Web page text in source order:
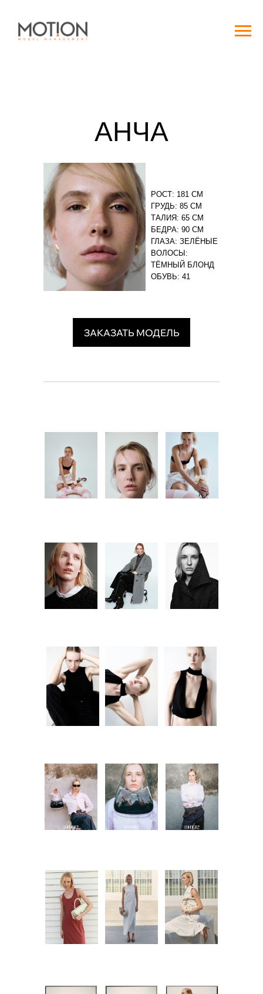
АНЧА
РОСТ: 181 СМ
ГРУДЬ: 85 СМ
ТАЛИЯ: 65 СМ
БЕДРА: 90 СМ
ГЛАЗА: ЗЕЛЁНЫЕ
ВОЛОСЫ:
ТЁМНЫЙ БЛОНД
ОБУВЬ: 41
ЗАКАЗАТЬ МОДЕЛЬ